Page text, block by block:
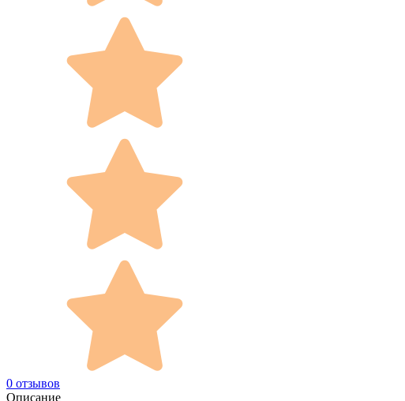
0 отзывов
Описание